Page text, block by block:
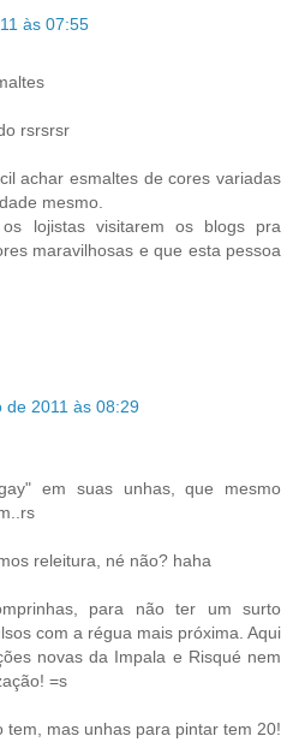
às 07:55
rsrsrsr
achar esmaltes de cores variadas
mesmo.
lojistas visitarem os blogs pra
maravilhosas e que esta pessoa
de 2011 às 08:29
em suas unhas, que mesmo
releitura, né não? haha
para não ter um surto
com a régua mais próxima. Aqui
novas da Impala e Risqué nem
=s
tem, mas unhas para pintar tem 20!